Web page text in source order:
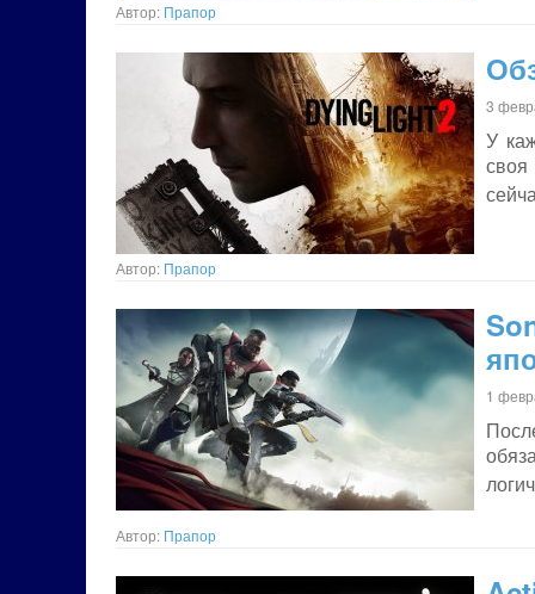
Автор: Прапор
3
У
Автор: Прапор
1
Автор: Прапор